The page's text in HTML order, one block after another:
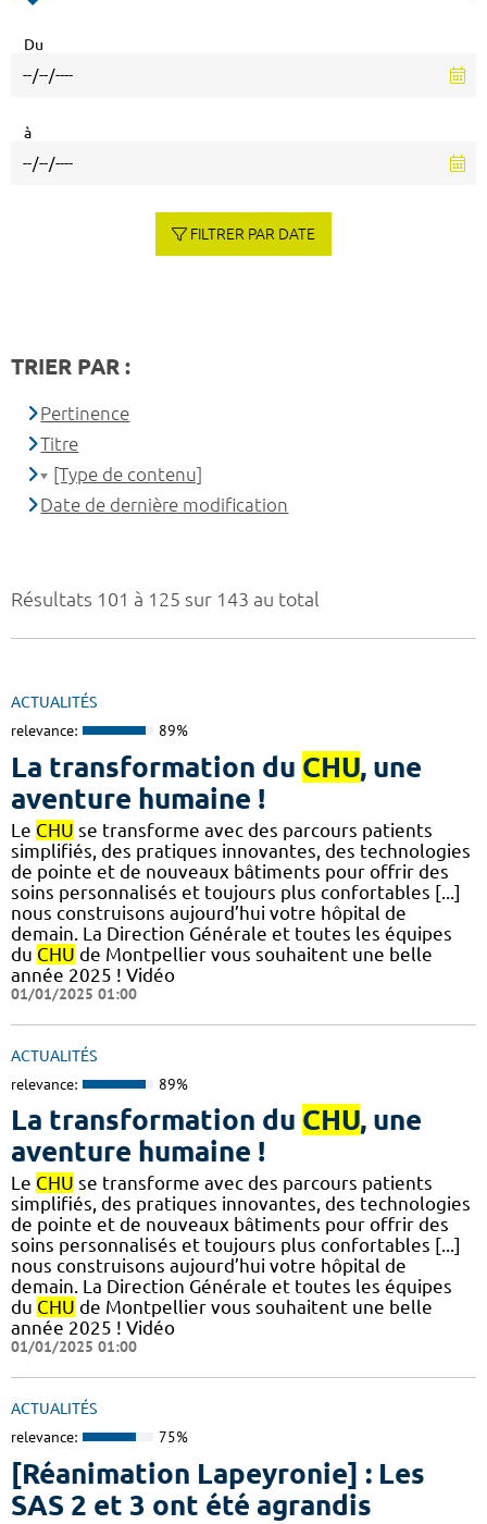
Résultats 101 à 125 sur 143 au total
ACTUALITÉS
relevance: 89%
La transformation du CHU, une
aventure humaine !
Le CHU se transforme avec des parcours patients
simplifiés, des pratiques innovantes, des technologies
de pointe et de nouveaux bâtiments pour offrir des
soins personnalisés et toujours plus confortables [...]
nous construisons aujourd’hui votre hôpital de
demain. La Direction Générale et toutes les équipes
du CHU de Montpellier vous souhaitent une belle
année 2025 ! Vidéo
01/01/2025 01:00
ACTUALITÉS
relevance: 89%
La transformation du CHU, une
aventure humaine !
Le CHU se transforme avec des parcours patients
simplifiés, des pratiques innovantes, des technologies
de pointe et de nouveaux bâtiments pour offrir des
soins personnalisés et toujours plus confortables [...]
nous construisons aujourd’hui votre hôpital de
demain. La Direction Générale et toutes les équipes
du CHU de Montpellier vous souhaitent une belle
année 2025 ! Vidéo
01/01/2025 01:00
ACTUALITÉS
relevance: 75%
[Réanimation Lapeyronie] : Les
SAS 2 et 3 ont été agrandis
Du
à
FILTRER PAR DATE
TRIER PAR :
Pertinence
Titre
[Type de contenu]
Date de dernière modification